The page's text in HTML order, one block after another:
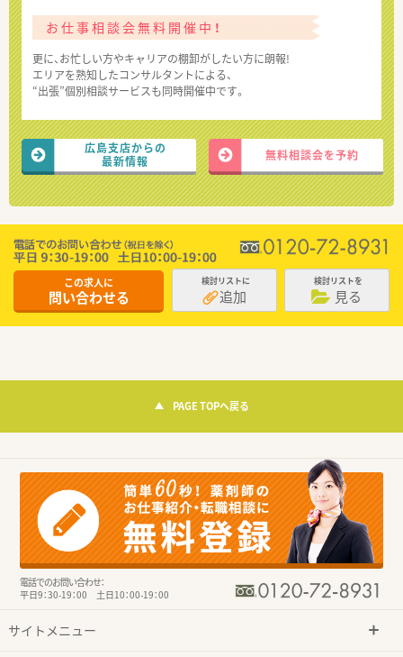
お仕事相談会無料開催中！
更に、お忙しい方やキャリアの棚卸がしたい方に朗報!
エリアを熟知したコンサルタントによる、
“出張”個別相談サービスも同時開催中です。
広島支店からの
最新情報
無料相談会を予約
この求人に
問い合わせる
検討リストに
追加
検討リストを
見る
PAGE TOPへ戻る
電話でのお問い合わせ：
平日9：30-19：00 土日10：00-19：00
サイトメニュー